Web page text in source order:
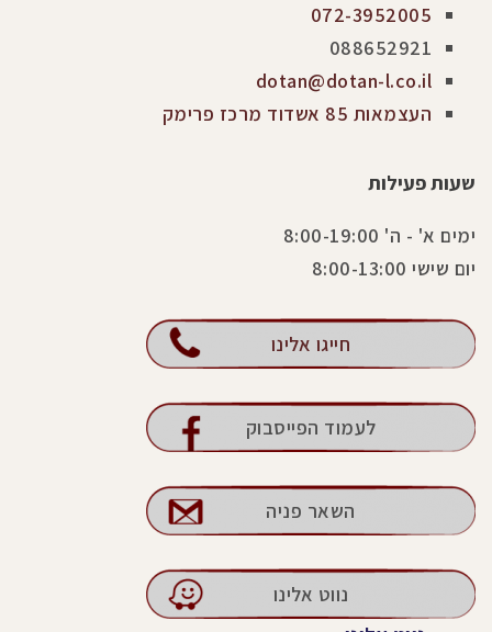
072-3952005
088652921
dotan@dotan-l.co.il
העצמאות 85 אשדוד מרכז פרימק
שעות פעילות
ימים א' - ה' 8:00-19:00
יום שישי 8:00-13:00
חייגו אלינו
לעמוד הפייסבוק
השאר פניה
נווט אלינו